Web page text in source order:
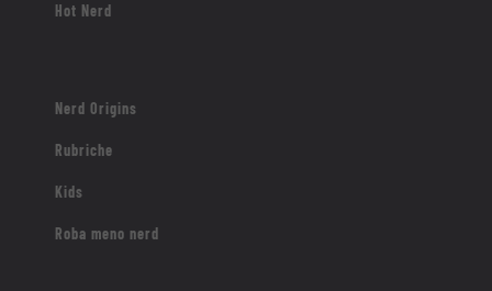
Hot Nerd
Nerd Origins
Rubriche
Kids
Roba meno nerd